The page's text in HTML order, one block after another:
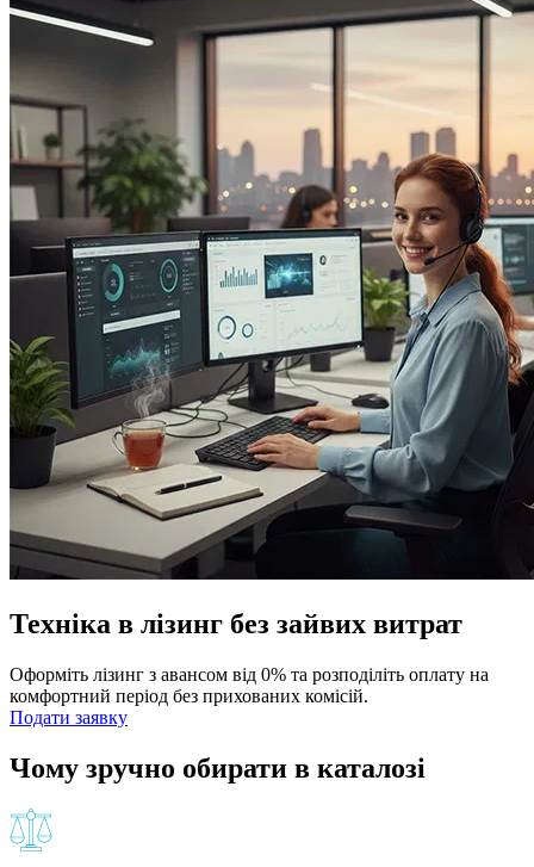
Техніка в лізинг без зайвих витрат
Оформіть лізинг з авансом від 0% та розподіліть оплату на
комфортний період без прихованих комісій.
Подати заявку
Чому зручно обирати в каталозі